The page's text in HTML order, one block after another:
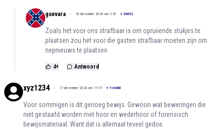
guevara 18 december 2024 om 2:16 + 36052
Zoals het voor ons strafbaar is om opruiiende stukjes te
plaatsen zou het voor die gasten strafbaar moeten zijn om
nepnieuws te plaatsen
4+ Antwoord
xyz1234 17 december 2024 om 17:57 + 116480
Voor sommigen is dit genoeg bewijs. Gewoon wat beweringen die
niet gestaafd worden met hoor en wederhoor of forensisch
bewijsmateriaal. Want dat is allemaal teveel gedoe.